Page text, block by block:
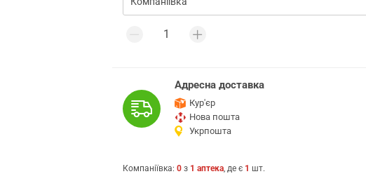
Адресна доставка
Кур'єр
Нова пошта
Укрпошта
Компаніївка: 0 з 1 аптека, де є 1 шт.